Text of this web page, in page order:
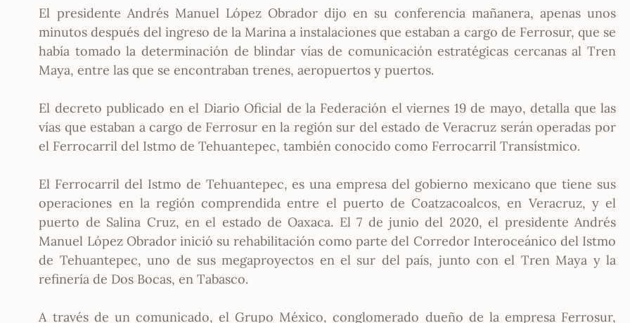
El presidente Andrés Manuel López Obrador dijo en su conferencia mañanera, apenas unos
minutos después del ingreso de la Marina a instalaciones que estaban a cargo de Ferrosur, que se
había tomado la determinación de blindar vías de comunicación estratégicas cercanas al Tren
Maya, entre las que se encontraban trenes, aeropuertos y puertos.
El decreto publicado en el Diario Oficial de la Federación el viernes 19 de mayo, detalla que las
vías que estaban a cargo de Ferrosur en la región sur del estado de Veracruz serán operadas por
el Ferrocarril del Istmo de Tehuantepec, también conocido como Ferrocarril Transístmico.
El Ferrocarril del Istmo de Tehuantepec, es una empresa del gobierno mexicano que tiene sus
operaciones en la región comprendida entre el puerto de Coatzacoalcos, en Veracruz, y el
puerto de Salina Cruz, en el estado de Oaxaca. El 7 de junio del 2020, el presidente Andrés
Manuel López Obrador inició su rehabilitación como parte del Corredor Interoceánico del Istmo
de Tehuantepec, uno de sus megaproyectos en el sur del país, junto con el Tren Maya y la
refinería de Dos Bocas, en Tabasco.
A través de un comunicado, el Grupo México, conglomerado dueño de la empresa Ferrosur,